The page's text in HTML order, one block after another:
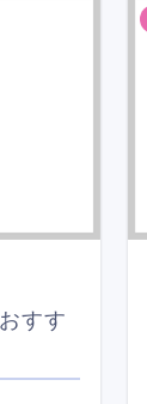
すす